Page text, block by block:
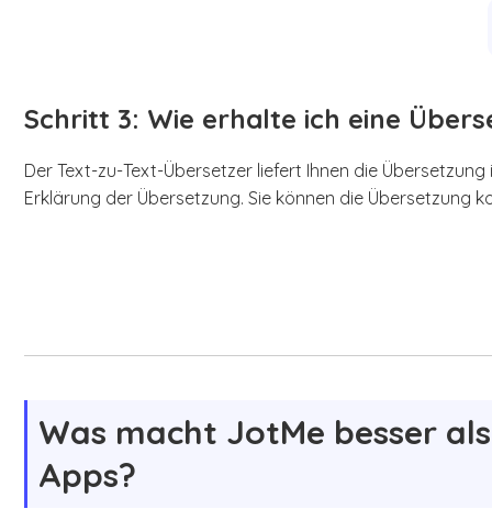
Schritt 3: Wie erhalte ich eine
Der Text-zu-Text-Übersetzer liefert Ihnen die
Erklärung der Übersetzung. Sie können die Übersetzung
Was macht JotMe besser
Apps?